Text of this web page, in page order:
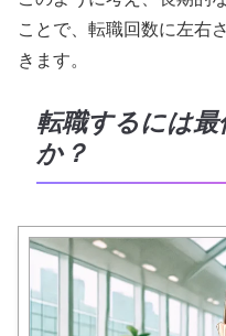
ことで、転職回数に左右
きます。
転職するには
か？